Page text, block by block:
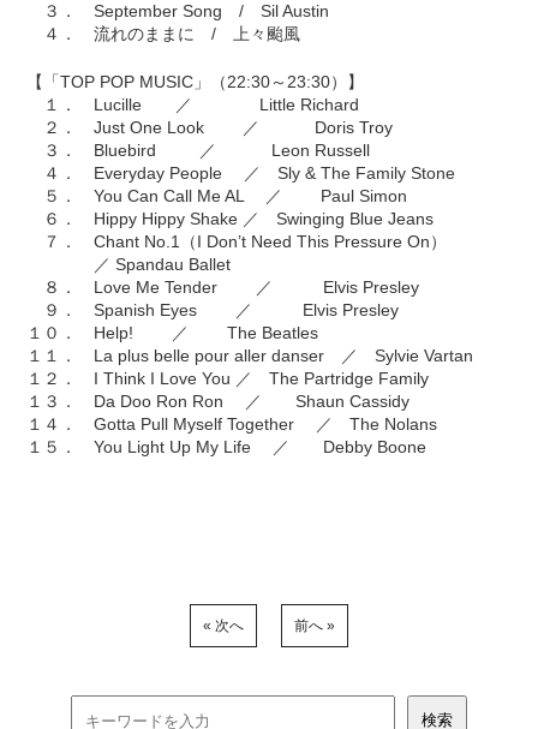
３． September Song / Sil Austin
４． 流れのままに / 上々颱風
【「TOP POP MUSIC」（22:30～23:30）】
１． Lucille ／ Little Richard
２． Just One Look ／ Doris Troy
３． Bluebird ／ Leon Russell
４． Everyday People ／ Sly & The Family Stone
５． You Can Call Me AL ／ Paul Simon
６． Hippy Hippy Shake ／ Swinging Blue Jeans
７． Chant No.1（I Don’t Need This Pressure On）
／ Spandau Ballet
８． Love Me Tender ／ Elvis Presley
９． Spanish Eyes ／ Elvis Presley
１０． Help! ／ The Beatles
１１． La plus belle pour aller danser ／ Sylvie Vartan
１２． I Think I Love You ／ The Partridge Family
１３． Da Doo Ron Ron ／ Shaun Cassidy
１４． Gotta Pull Myself Together ／ The Nolans
１５． You Light Up My Life ／ Debby Boone
« 次へ 前へ »